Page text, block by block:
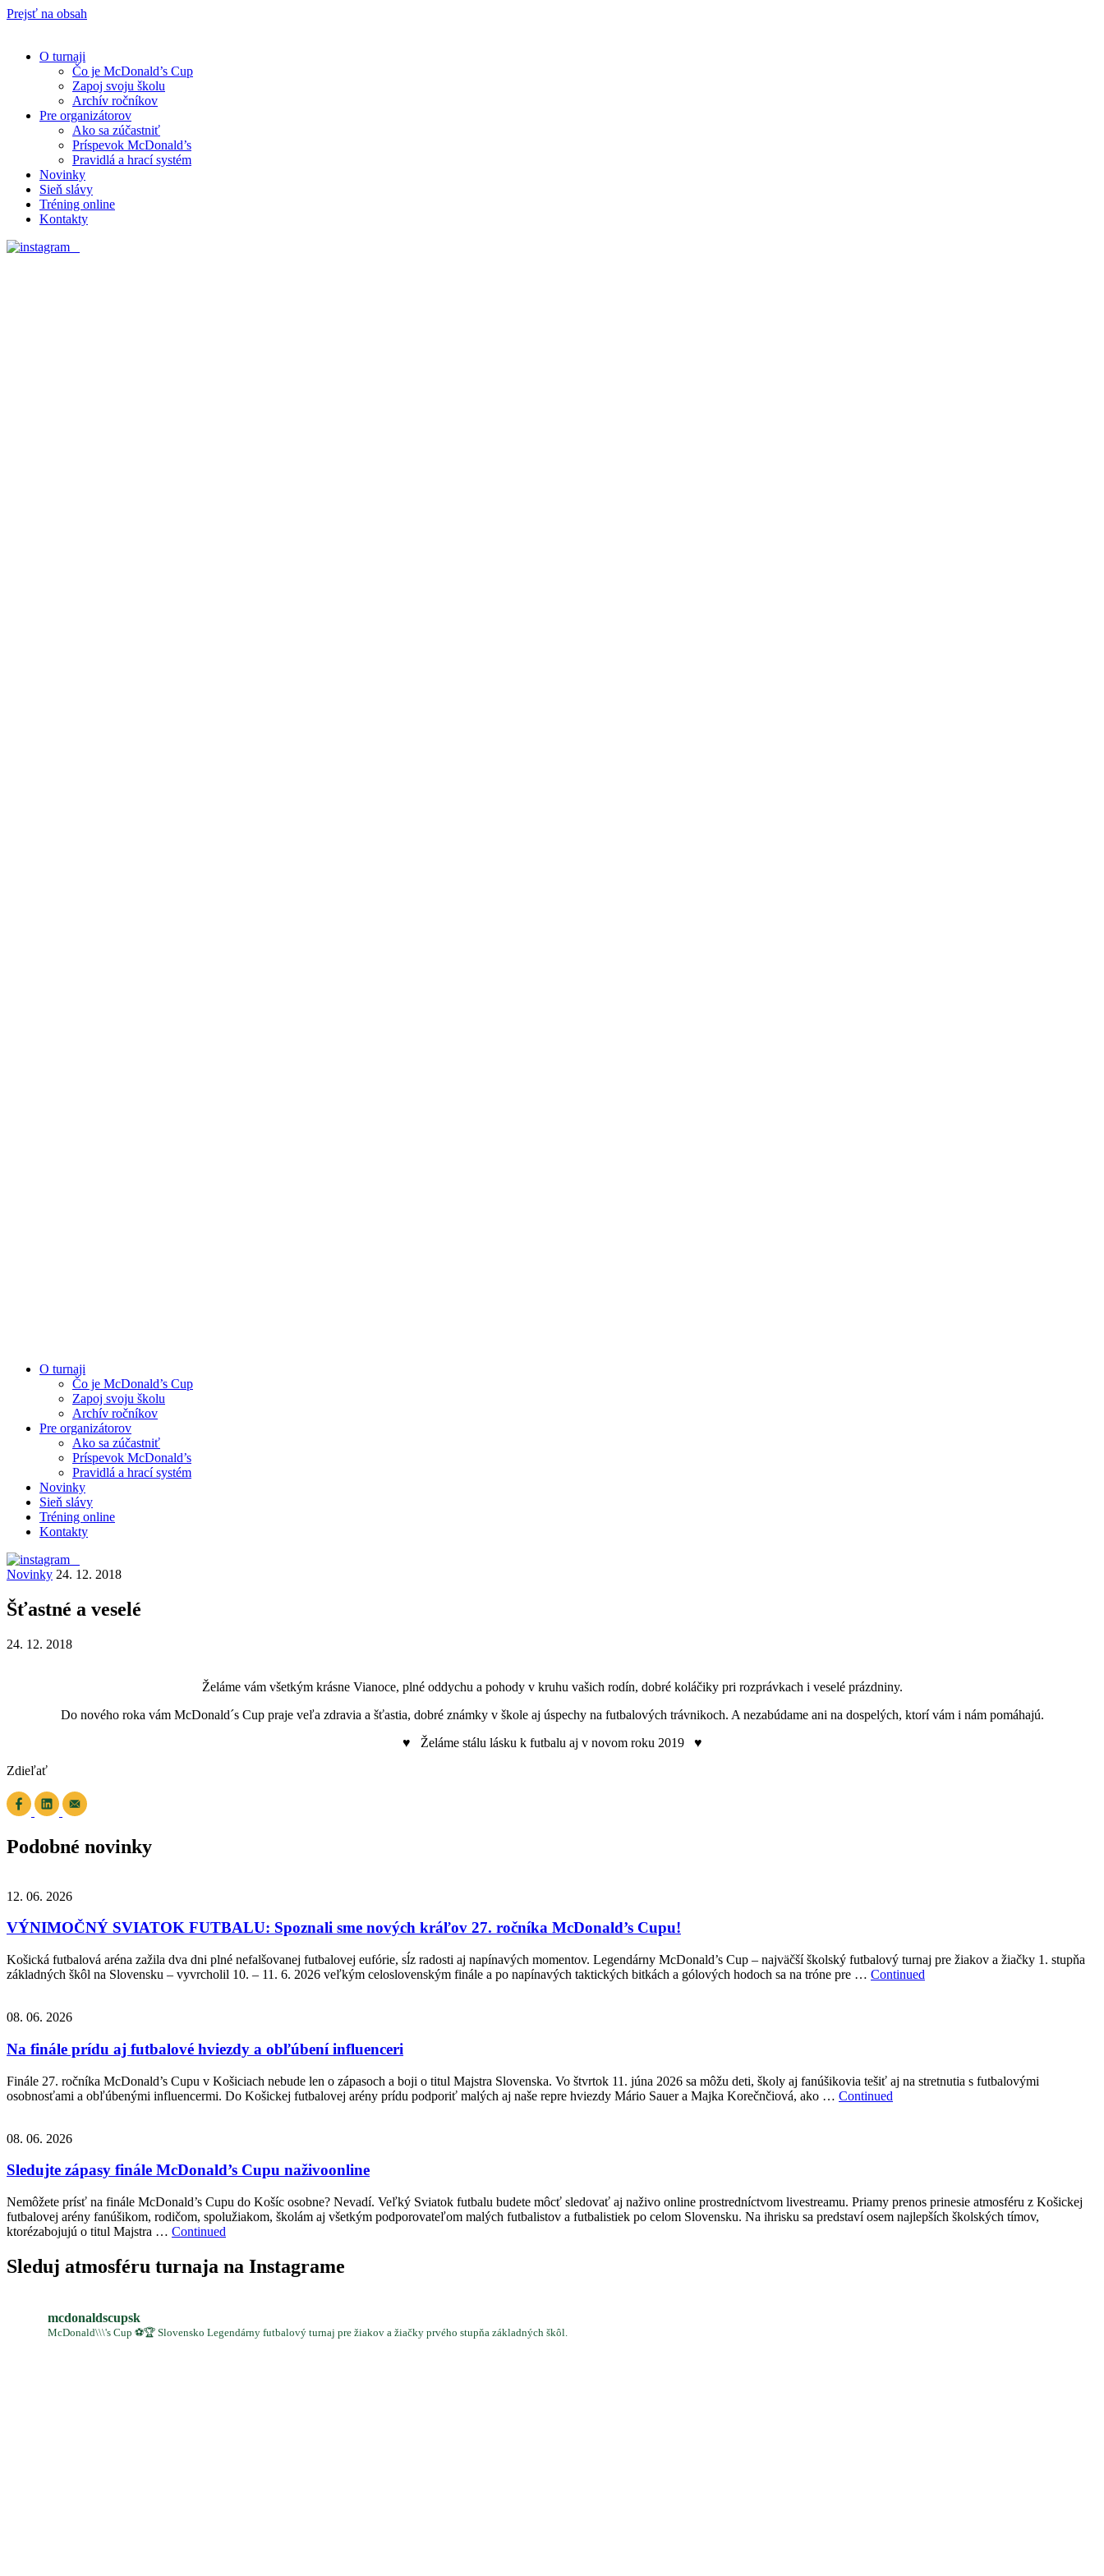
Prejsť na obsah
O turnaji
Čo je McDonald’s Cup
Zapoj svoju školu
Archív ročníkov
Pre organizátorov
Ako sa zúčastniť
Príspevok McDonald’s
Pravidlá a hrací systém
Novinky
Sieň slávy
Tréning online
Kontakty
O turnaji
Čo je McDonald’s Cup
Zapoj svoju školu
Archív ročníkov
Pre organizátorov
Ako sa zúčastniť
Príspevok McDonald’s
Pravidlá a hrací systém
Novinky
Sieň slávy
Tréning online
Kontakty
Novinky 24. 12. 2018
Šťastné a veselé
24. 12. 2018
Želáme vám všetkým krásne Vianoce, plné oddychu a pohody v kruhu vašich rodín, dobré koláčiky pri rozprávkach i veselé prázdniny.
Do nového roka vám McDonald´s Cup praje veľa zdravia a šťastia, dobré známky v škole aj úspechy na futbalových trávnikoch. A nezabúdame ani na dospelých, ktorí vám i nám pomáhajú.
♥ Želáme stálu lásku k futbalu aj v novom roku 2019 ♥
Zdieľať
Podobné novinky
12. 06. 2026
VÝNIMOČNÝ SVIATOK FUTBALU: Spoznali sme nových kráľov 27. ročníka McDonald’s Cupu!
Košická futbalová aréna zažila dva dni plné nefalšovanej futbalovej eufórie, sĺz radosti aj napínavých momentov. Legendárny McDonald’s Cup – najväčší školský futbalový turnaj pre žiakov a žiačky 1. stupňa
základných škôl na Slovensku – vyvrcholil 10. – 11. 6. 2026 veľkým celoslovenským finále a po napínavých taktických bitkách a gólových hodoch sa na tróne pre … Continued
08. 06. 2026
Na finále prídu aj futbalové hviezdy a obľúbení influenceri
Finále 27. ročníka McDonald’s Cupu v Košiciach nebude len o zápasoch a boji o titul Majstra Slovenska. Vo štvrtok 11. júna 2026 sa môžu deti, školy aj fanúšikovia tešiť aj na stretnutia s futbalovými
osobnosťami a obľúbenými influencermi. Do Košickej futbalovej arény prídu podporiť malých aj naše repre hviezdy Mário Sauer a Majka Korečnčiová, ako … Continued
08. 06. 2026
Sledujte zápasy finále McDonald’s Cupu naživoonline
Nemôžete prísť na finále McDonald’s Cupu do Košíc osobne? Nevadí. Veľký Sviatok futbalu budete môcť sledovať aj naživo online prostredníctvom livestreamu. Priamy prenos prinesie atmosféru z Košickej
futbalovej arény fanúšikom, rodičom, spolužiakom, školám aj všetkým podporovateľom malých futbalistov a futbalistiek po celom Slovensku. Na ihrisku sa predstaví osem najlepších školských tímov,
ktorézabojujú o titul Majstra … Continued
Sleduj atmosféru turnaja na Instagrame
mcdonaldscupsk
McDonald\\\'s Cup ⚽️🏆 Slovensko Legendárny futbalový turnaj pre žiakov a žiačky prvého stupňa základných škôl.